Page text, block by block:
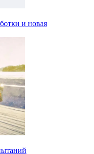
и новая